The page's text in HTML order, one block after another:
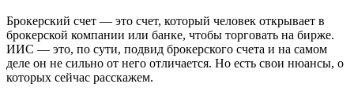
Брокерский счет — это счет, который человек открывает в
брокерской компании или банке, чтобы торговать на бирже.
ИИС — это, по сути, подвид брокерского счета и на самом
деле он не сильно от него отличается. Но есть свои нюансы, о
которых сейчас расскажем.